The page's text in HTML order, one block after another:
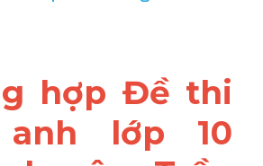
hợp Đề thi
lớp 10